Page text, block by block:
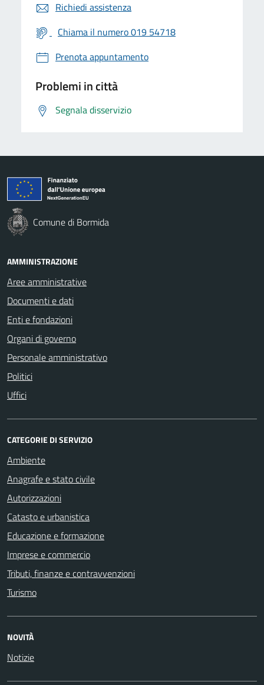
Richiedi assistenza
Chiama il numero 019 54718
Prenota appuntamento
Problemi in città
Segnala disservizio
Comune di Bormida
AMMINISTRAZIONE
Aree amministrative
Documenti e dati
Enti e fondazioni
Organi di governo
Personale amministrativo
Politici
Uffici
CATEGORIE DI SERVIZIO
Ambiente
Anagrafe e stato civile
Autorizzazioni
Catasto e urbanistica
Educazione e formazione
Imprese e commercio
Tributi, finanze e contravvenzioni
Turismo
NOVITÀ
Notizie